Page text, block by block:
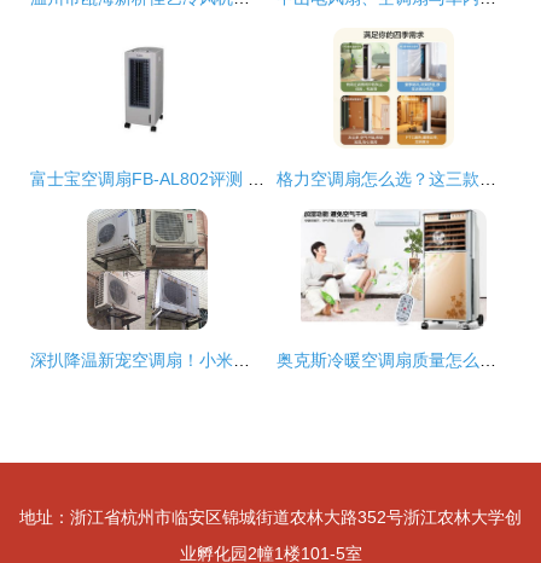
地址：浙江省杭州市临安区锦城街道农林大路352号浙江农林大学创
业孵化园2幢1楼101-5室